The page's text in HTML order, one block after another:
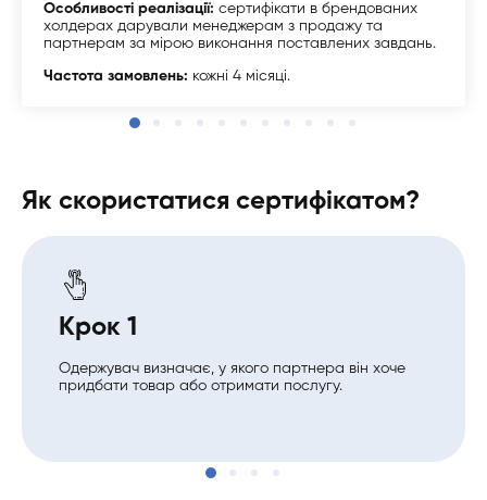
Особливості реалізації: сертифікати в брендованих
холдерах дарували менеджерам з продажу та
партнерам за мірою виконання поставлених завдань.
Частота замовлень: кожні 4 місяці.
Як скористатися сертифікатом?
Крок 1
Одержувач визначає, у якого партнера він хоче
придбати товар або отримати послугу.